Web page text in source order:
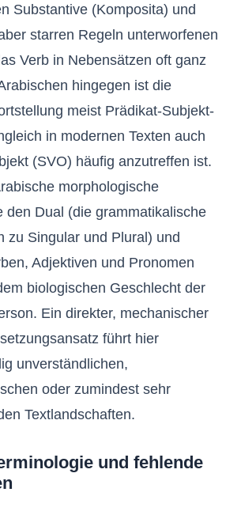
Substantive (Komposita) und
starren Regeln unterworfenen
Verb in Nebensätzen oft ganz
hingegen ist die
meist Prädikat-Subjekt-
in modernen Texten auch
(SVO) häufig anzutreffen ist.
morphologische
den Dual (die grammatikalische
zu Singular und Plural) und
Adjektiven und Pronomen
biologischen Geschlecht der
Ein direkter, mechanischer
führt hier
unverständlichen,
oder zumindest sehr
Textlandschaften.
und fehlende